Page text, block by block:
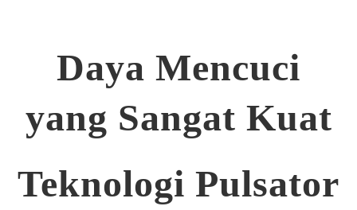
Daya Mencuci
yang Sangat Kuat
Teknologi Pulsator